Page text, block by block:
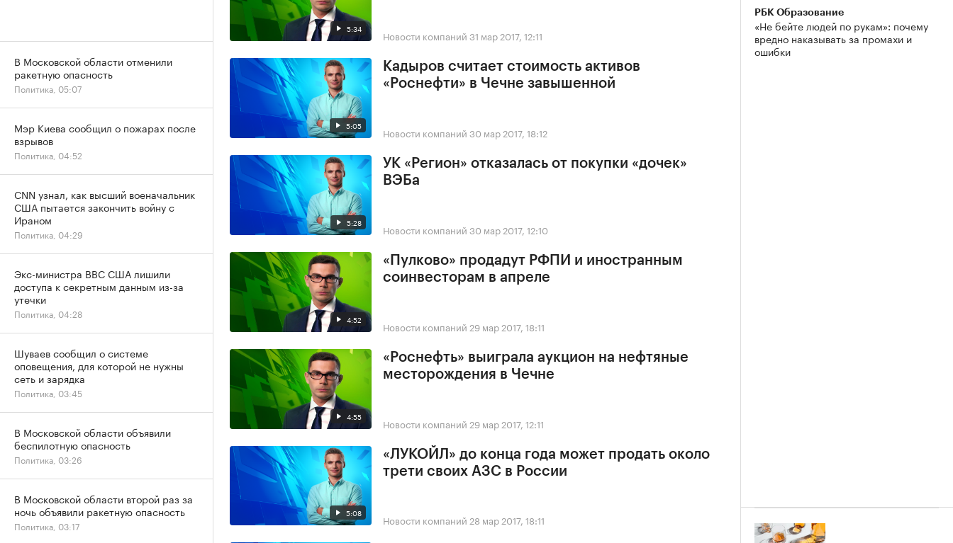
5:34 Новости компаний 31 мар 2017, 12:11
5:05
Кадыров считает стоимость активов
«Роснефти» в Чечне завышенной
Новости компаний 30 мар 2017, 18:12
5:28
УК «Регион» отказалась от покупки «дочек»
ВЭБа
Новости компаний 30 мар 2017, 12:10
4:52
«Пулково» продадут РФПИ и иностранным
соинвесторам в апреле
Новости компаний 29 мар 2017, 18:11
4:55
«Роснефть» выиграла аукцион на нефтяные
месторождения в Чечне
Новости компаний 29 мар 2017, 12:11
5:08
«ЛУКОЙЛ» до конца года может продать около
трети своих АЗС в России
Новости компаний 28 мар 2017, 18:11
РБК Образование
«Не бейте людей по рукам»: почему
вредно наказывать за промахи и
ошибки
В Московской области отменили
ракетную опасность
Политика, 05:07
Мэр Киева сообщил о пожарах после
взрывов
Политика, 04:52
CNN узнал, как высший военачальник
США пытается закончить войну с
Ираном
Политика, 04:29
Экс-министра ВВС США лишили
доступа к секретным данным из-за
утечки
Политика, 04:28
Шуваев сообщил о системе
оповещения, для которой не нужны
сеть и зарядка
Политика, 03:45
В Московской области объявили
беспилотную опасность
Политика, 03:26
В Московской области второй раз за
ночь объявили ракетную опасность
Политика, 03:17